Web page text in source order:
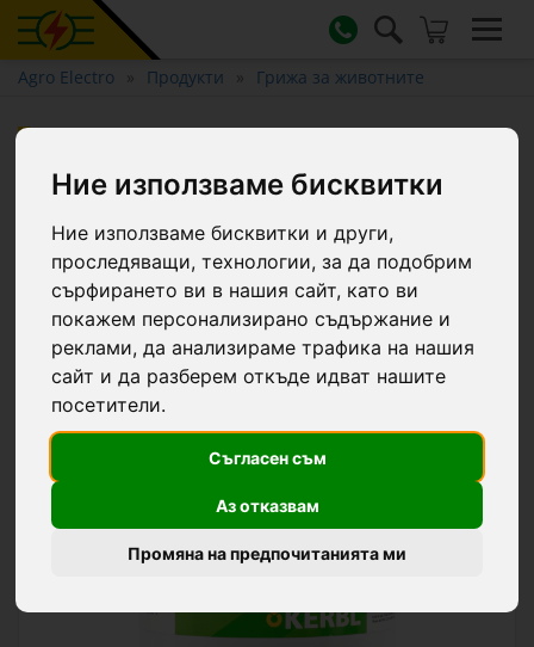
Ние използваме бисквитки
Ние използваме бисквитки и други,
проследяващи, технологии, за да подобрим
сърфирането ви в нашия сайт, като ви
покажем персонализирано съдържание и
реклами, да анализираме трафика на нашия
сайт и да разберем откъде идват нашите
посетители.
Съгласен съм
Аз отказвам
Промяна на предпочитанията ми
Agro Electro Продукти Грижа за животните
KerbaSan, 1,5 кг